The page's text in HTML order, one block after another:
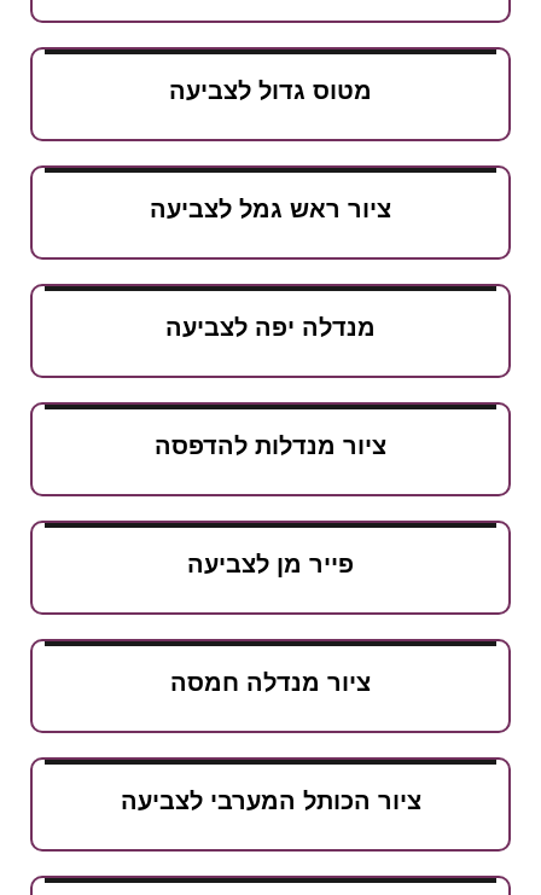
מטוס גדול לצביעה
ציור ראש גמל לצביעה
מנדלה יפה לצביעה
ציור מנדלות להדפסה
פייר מן לצביעה
ציור מנדלה חמסה
ציור הכותל המערבי לצביעה